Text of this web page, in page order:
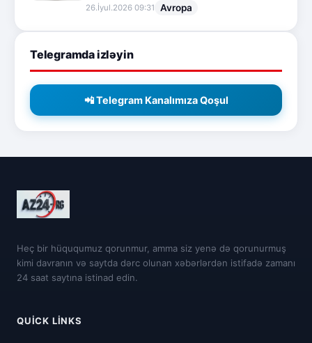
26.İyul.2026 09:31 Avropa
Telegramda izləyin
📲 Telegram Kanalımıza Qoşul
Heç bir hüququmuz qorunmur, amma siz yenə də qorunurmuş
kimi davranın və saytda dərc olunan xəbərlərdən istifadə zamanı
24 saat saytına istinad edin.
QUICK LINKS